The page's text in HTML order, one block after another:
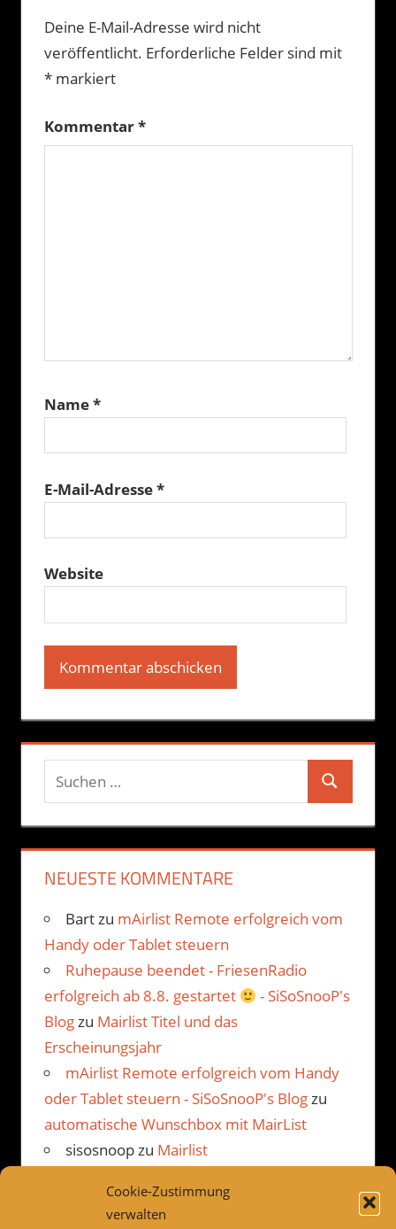
Cookie-Zustimmung
verwalten
Deine E-Mail-Adresse wird nicht
veröffentlicht. Erforderliche Felder sind mit
*markiert
Kommentar*
Name*
E-Mail-Adresse*
Website
Suchen
nach:
Suchen
NEUESTE KOMMENTARE
Bartzu mAirlist Remote erfolgreich vom
Handy oder Tablet steuern
Ruhepause beendet - FriesenRadio
erfolgreich ab 8.8. gestartet
- SiSoSnooP's
Blogzu Mairlist Titel und das
Erscheinungsjahr
mAirlist Remote erfolgreich vom Handy
oder Tablet steuern - SiSoSnooP's Blogzu
automatische Wunschbox mit MairList
sisosnoopzu Mairlist
Mairlist Kommentarbetrachter